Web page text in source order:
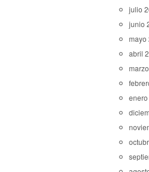
julio
junio
mayo
abril